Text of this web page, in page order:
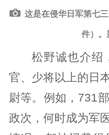
这是在侵华日军第七
件）。
松野诚也介绍
官、少将以上的日
尉等。例如，731
政次，何时成为军